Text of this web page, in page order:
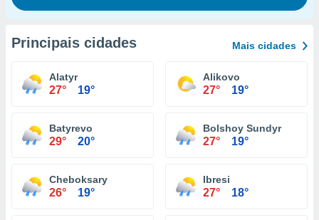
Principais cidades Mais cidades
Alatyr
27° 19°
Alikovo
27° 19°
Batyrevo
29° 20°
Bolshoy Sundyr
27° 19°
Cheboksary
26° 19°
Ibresi
27° 18°